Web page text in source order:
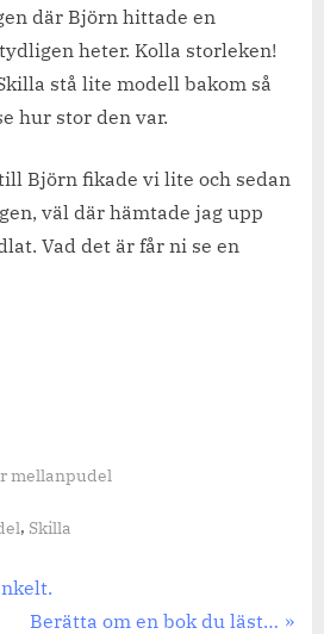
där Björn hittade en
heter. Kolla storleken!
stå lite modell bakom så
hur stor den var.
Björn fikade vi lite och sedan
väl där hämtade jag upp
Vad det är får ni se en
mellanpudel
, Skilla
Next
Berätta om en bok du läst…